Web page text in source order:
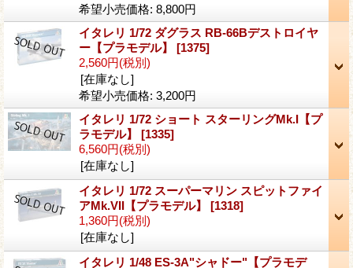
希望小売価格: 8,800円
イタレリ 1/72 ダグラス RB-66Bデストロイヤ
ー【プラモデル】 [1375]
2,560円(税別)
[在庫なし]
希望小売価格: 3,200円
イタレリ 1/72 ショート スターリングMk.I【プ
ラモデル】 [1335]
6,560円(税別)
[在庫なし]
イタレリ 1/72 スーパーマリン スピットファイ
アMk.VII【プラモデル】 [1318]
1,360円(税別)
[在庫なし]
イタレリ 1/48 ES-3A"シャドー"【プラモデ